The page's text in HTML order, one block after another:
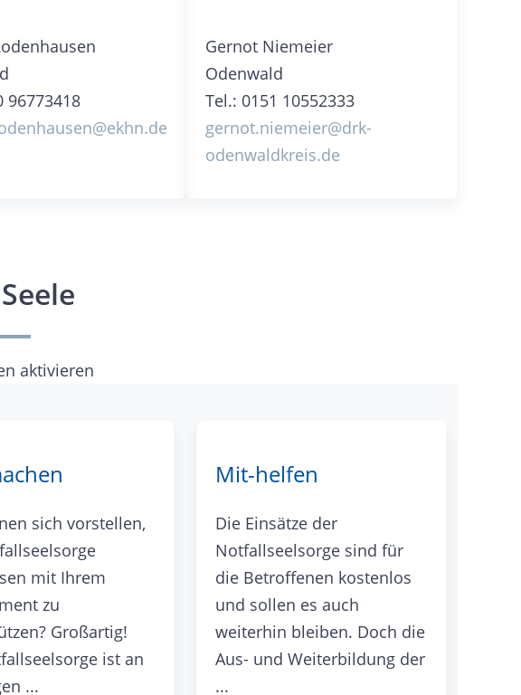
96773418
Gernot Niemeier
Odenwald
Tel.: 0151 10552333
gernot.niemeier@drk-
odenwaldkreis.de
aktivieren
sich vorstellen,
mit Ihrem
zu
Großartig!
ist an
...
Mit-helfen
Die Einsätze der
Notfallseelsorge sind für
die Betroffenen kostenlos
und sollen es auch
weiterhin bleiben. Doch die
Aus- und Weiterbildung der
...